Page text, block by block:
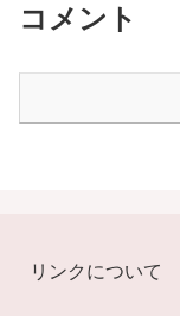
コメント
リンクについて